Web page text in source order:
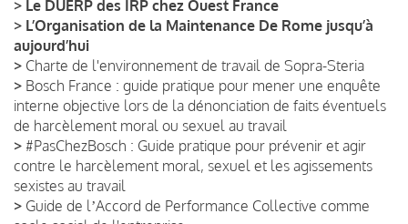
> Le DUERP des IRP chez Ouest France
> L’Organisation de la Maintenance De Rome jusqu’à
aujourd’hui
> Charte de l'environnement de travail de Sopra-Steria
> Bosch France : guide pratique pour mener une enquête
interne objective lors de la dénonciation de faits éventuels
de harcèlement moral ou sexuel au travail
> #PasChezBosch : Guide pratique pour prévenir et agir
contre le harcèlement moral, sexuel et les agissements
sexistes au travail
> Guide de lʼAccord de Performance Collective comme